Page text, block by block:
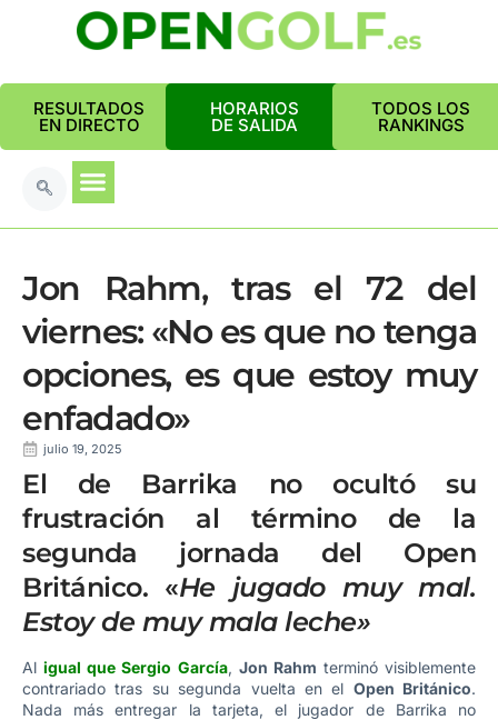
RESULTADOS
EN DIRECTO
HORARIOS
DE SALIDA
TODOS LOS
RANKINGS
Jon Rahm, tras el 72 del
viernes: «No es que no tenga
opciones, es que estoy muy
enfadado»
julio 19, 2025
El de Barrika no ocultó su
frustración al término de la
segunda jornada del Open
Británico. «He jugado muy mal.
Estoy de muy mala leche»
Aligual que Sergio García, Jon Rahm terminó visiblemente
contrariado tras su segunda vuelta en el Open Británico.
Nada más entregar la tarjeta, el jugador de Barrika no